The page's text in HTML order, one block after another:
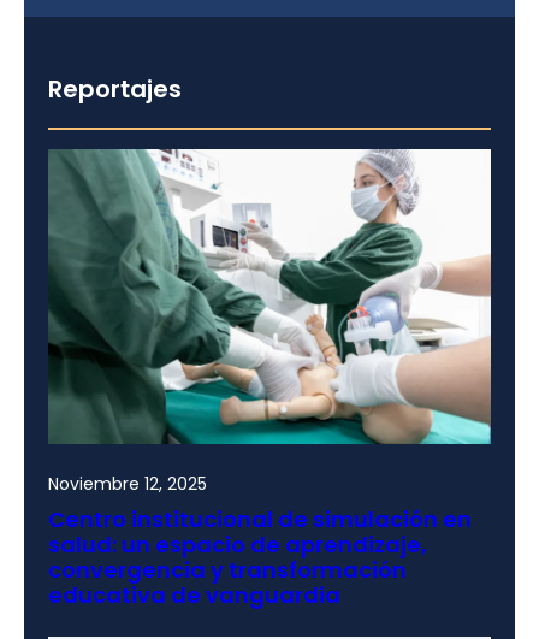
Reportajes
Noviembre 12, 2025
Centro institucional de simulación en
salud: un espacio de aprendizaje,
convergencia y transformación
educativa de vanguardia